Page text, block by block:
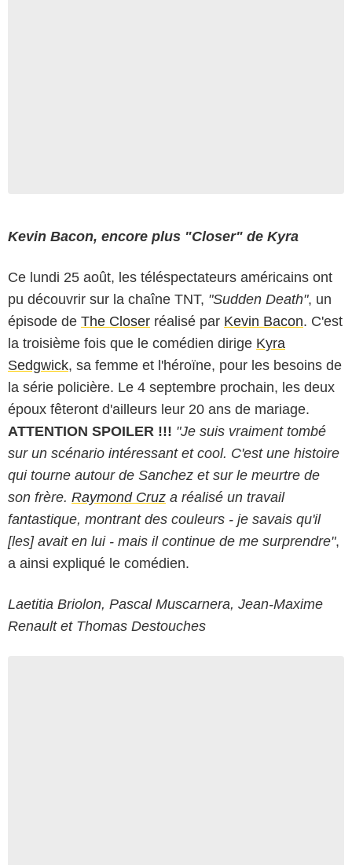
Kevin Bacon, encore plus "Closer" de Kyra
Ce lundi 25 août, les téléspectateurs américains ont
pu découvrir sur la chaîne TNT, "Sudden Death", un
épisode de The Closer réalisé par Kevin Bacon. C'est
la troisième fois que le comédien dirige Kyra
Sedgwick, sa femme et l'héroïne, pour les besoins de
la série policière. Le 4 septembre prochain, les deux
époux fêteront d'ailleurs leur 20 ans de mariage.
ATTENTION SPOILER !!! "Je suis vraiment tombé
sur un scénario intéressant et cool. C'est une histoire
qui tourne autour de Sanchez et sur le meurtre de
son frère. Raymond Cruz a réalisé un travail
fantastique, montrant des couleurs - je savais qu'il
[les] avait en lui - mais il continue de me surprendre",
a ainsi expliqué le comédien.
Laetitia Briolon, Pascal Muscarnera, Jean-Maxime
Renault et Thomas Destouches